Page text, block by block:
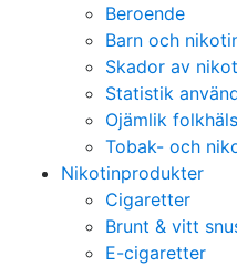
Beroende
Barn och
Skador av
Statistik
Ojämlik
Tobak- och
Nikotinprodukter
Cigaretter
Brunt & vitt
E-cigaretter